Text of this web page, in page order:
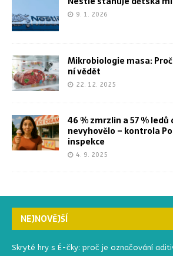
9. 1. 2026
Mikrobiologie masa:
ní vědět
22. 12. 2025
46 % zmrzlin a 57 % ledů
nevyhovělo – kontrola
inspekce
4. 9. 2025
NEJNOVĚJŠÍ
Skryté hry s É-čky: proč je označování